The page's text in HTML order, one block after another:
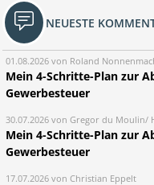
NEUESTE
01.08.2026 von Roland
Mein 4-Schritte-Plan zur
Gewerbesteuer
30.07.2026 von Gregor du Moulin/
Mein 4-Schritte-Plan zur
Gewerbesteuer
17.07.2026 von Christian Eppelt